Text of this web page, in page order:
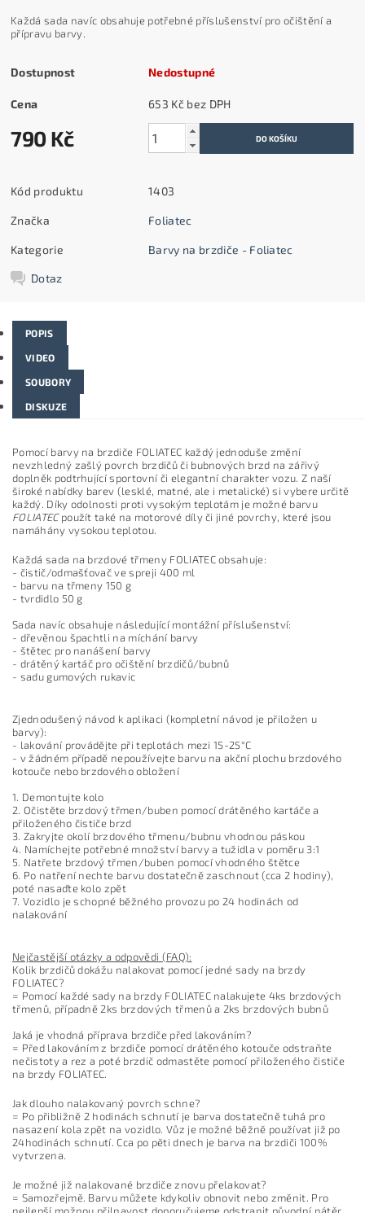
Každá sada navíc obsahuje potřebné příslušenství pro očištění a
přípravu barvy.
Dostupnost Nedostupné
Cena 653 Kč bez DPH
790 Kč
Kód produktu 1403
Značka Foliatec
Kategorie Barvy na brzdiče - Foliatec
Dotaz
POPIS
VIDEO
SOUBORY
DISKUZE
Pomocí barvy na brzdiče FOLIATEC každý jednoduše změní
nevzhledný zašlý povrch brzdičů či bubnových brzd na zářivý
doplněk podtrhující sportovní či elegantní charakter vozu. Z naší
široké nabídky barev (lesklé, matné, ale i metalické) si vybere určitě
každý. Díky odolnosti proti vysokým teplotám je možné barvu
FOLIATECpoužít také na motorové díly či jiné povrchy, které jsou
namáhány vysokou teplotou.
Každá sada na brzdové třmeny FOLIATEC obsahuje:
- čistič/odmašťovač ve spreji 400 ml
- barvu na třmeny 150 g
- tvrdidlo 50 g
Sada navíc obsahuje následující montážní příslušenství:
- dřevěnou špachtli na míchání barvy
- štětec pro nanášení barvy
- drátěný kartáč pro očištění brzdičů/bubnů
- sadu gumových rukavic
Zjednodušený návod k aplikaci (kompletní návod je přiložen u
barvy):
- lakování provádějte při teplotách mezi 15-25°C
- v žádném případě nepoužívejte barvu na akční plochu brzdového
kotouče nebo brzdového obložení
1. Demontujte kolo
2. Očistěte brzdový třmen/buben pomocí drátěného kartáče a
přiloženého čističe brzd
3. Zakryjte okolí brzdového třmenu/bubnu vhodnou páskou
4. Namíchejte potřebné množství barvy a tužidla v poměru 3:1
5. Natřete brzdový třmen/buben pomocí vhodného štětce
6. Po natření nechte barvu dostatečně zaschnout (cca 2 hodiny),
poté nasaďte kolo zpět
7. Vozidlo je schopné běžného provozu po 24 hodinách od
nalakování
Nejčastější otázky a odpovědi (FAQ):
Kolik brzdičů dokážu nalakovat pomocí jedné sady na brzdy
FOLIATEC?
= Pomocí každé sady na brzdy FOLIATEC nalakujete 4ks brzdových
třmenů, případně 2ks brzdových třmenů a 2ks brzdových bubnů
Jaká je vhodná příprava brzdiče před lakováním?
= Před lakováním z brzdiče pomocí drátěného kotouče odstraňte
nečistoty a rez a poté brzdič odmastěte pomocí přiloženého čističe
na brzdy FOLIATEC.
Jak dlouho nalakovaný povrch schne?
= Po přibližně 2 hodinách schnutí je barva dostatečně tuhá pro
nasazení kola zpět na vozidlo. Vůz je možné běžně používat již po
24hodinách schnutí. Cca po pěti dnech je barva na brzdiči 100%
vytvrzena.
Je možné již nalakované brzdiče znovu přelakovat?
= Samozřejmě. Barvu můžete kdykoliv obnovit nebo změnit. Pro